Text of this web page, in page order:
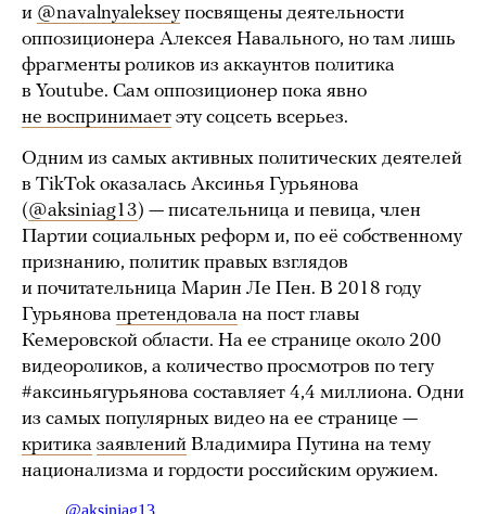
и @navalnyalekseyпосвящены деятельности
оппозиционера Алексея Навального, но там лишь
фрагменты роликов из аккаунтов политика
в Youtube. Сам оппозиционер пока явно
не воспринимает эту соцсеть всерьез.
Одним из самых активных политических деятелей
в TikTok оказалась Аксинья Гурьянова
(@aksiniag13) — писательница и певица, член
Партии социальных реформ и, по её собственному
признанию, политик правых взглядов
и почитательница Марин Ле Пен. В 2018 году
Гурьянова претендовала на пост главы
Кемеровской области. На ее странице около 200
видеороликов, а количество просмотров по тегу
#аксиньягурьянова составляет 4,4 миллиона. Одни
из самых популярных видео на ее странице —
критика заявлений Владимира Путина на тему
национализма и гордости российским оружием.